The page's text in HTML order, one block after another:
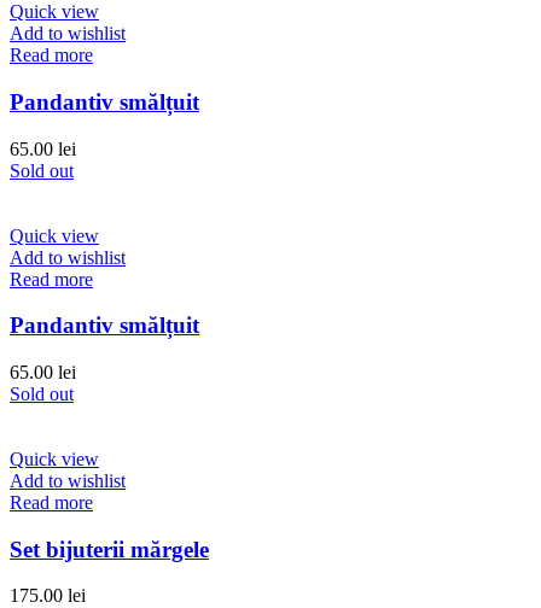
Quick view
Add to wishlist
Read more
Pandantiv smălțuit
65.00 lei
Sold out
Quick view
Add to wishlist
Read more
Pandantiv smălțuit
65.00 lei
Sold out
Quick view
Add to wishlist
Read more
Set bijuterii mărgele
175.00 lei